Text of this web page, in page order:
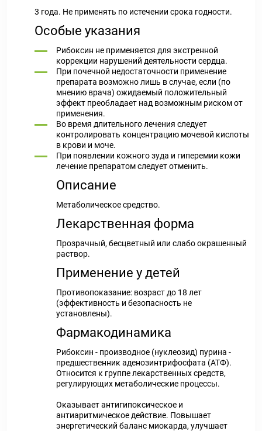
3 года. Не применять по истечении срока годности.
Особые указания
Рибоксин не применяется для экстренной
коррекции нарушений деятельности сердца.
При почечной недостаточности применение
препарата возможно лишь в случае, если (по
мнению врача) ожидаемый положительный
эффект преобладает над возможным риском от
применения.
Во время длительного лечения следует
контролировать концентрацию мочевой кислоты
в крови и моче.
При появлении кожного зуда и гиперемии кожи
лечение препаратом следует отменить.
Описание
Метаболическое средство.
Лекарственная форма
Прозрачный, бесцветный или слабо окрашенный
раствор.
Применение у детей
Противопоказание: возраст до 18 лет
(эффективность и безопасность не
установлены).
Фармакодинамика
Рибоксин - производное (нуклеозид) пурина -
предшественник аденозинтрифосфата (АТФ).
Относится к группе лекарственных средств,
регулирующих метаболические процессы.
Оказывает антигипоксическое и
антиаритмическое действие. Повышает
энергетический баланс миокарда, улучшает